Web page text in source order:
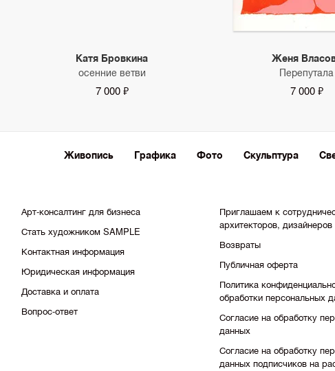
Катя Бровкина
осенние ветви
7 000 ₽
Женя
Перепутала
7 000 ₽
Живопись Графика Фото Скульптура
Арт-консалтинг для бизнеса
Стать художником SAMPLE
Контактная информация
Юридическая информация
Доставка и оплата
Вопрос-ответ
Приглашаем к
архитекторов,
Возвраты
Публичная оферта
Политика
обработки персональных
Согласие на обработку
данных
Согласие на обработку
данных подписчиков на